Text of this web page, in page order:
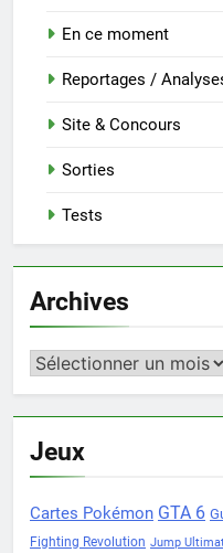
En ce moment
Reportages /
Site & Concours
Sorties
Tests
Archives
Archives
Jeux
Cartes Pokémon GTA 6
Fighting Revolution Jump